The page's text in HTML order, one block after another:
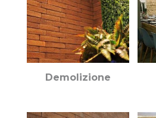
Demolizione